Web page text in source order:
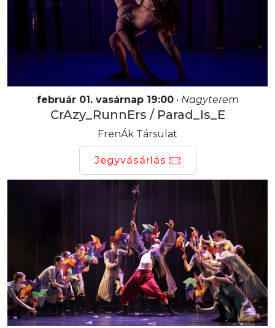
február 01. vasárnap 19:00• Nagyterem
CrAzy_RunnErs / Parad_Is_E
FrenÁk Társulat
Jegyvásárlás